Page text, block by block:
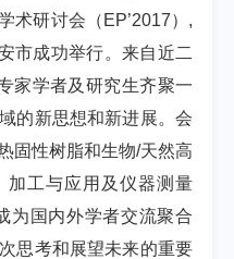
术研讨会（ EP’2017） ,
市成功举行。来自近二
家学者及研究生齐聚一
的新思想和新进展。会
固性树脂和生物/天然高
加工与应用及仪器测量
为国内外学者交流聚合
思考和展望未来的重要